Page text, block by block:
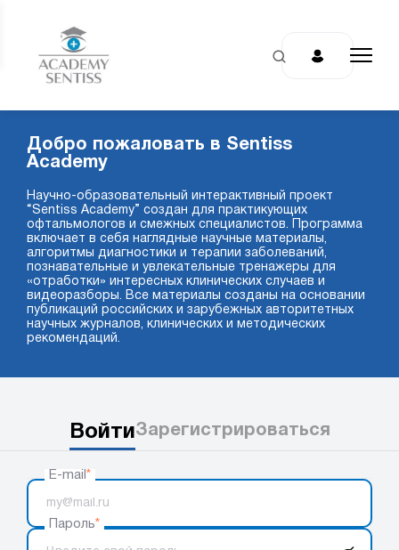
Добро пожаловать в Sentiss
Academy
Научно-образовательный интерактивный проект
“Sentiss Academy” создан для практикующих
офтальмологов и смежных специалистов. Программа
включает в себя наглядные научные материалы,
алгоритмы диагностики и терапии заболеваний,
познавательные и увлекательные тренажеры для
«отработки» интересных клинических случаев и
видеоразборы. Все материалы созданы на основании
публикаций российских и зарубежных авторитетных
научных журналов, клинических и методических
рекомендаций.
ВойтиЗарегистрироваться
E-mail *
Пароль*